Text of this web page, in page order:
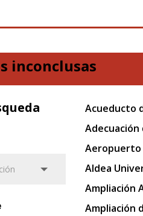
inconclusas
Acueducto
Adecuación
Aeropuerto
Aldea
Ampliación
Ampliación